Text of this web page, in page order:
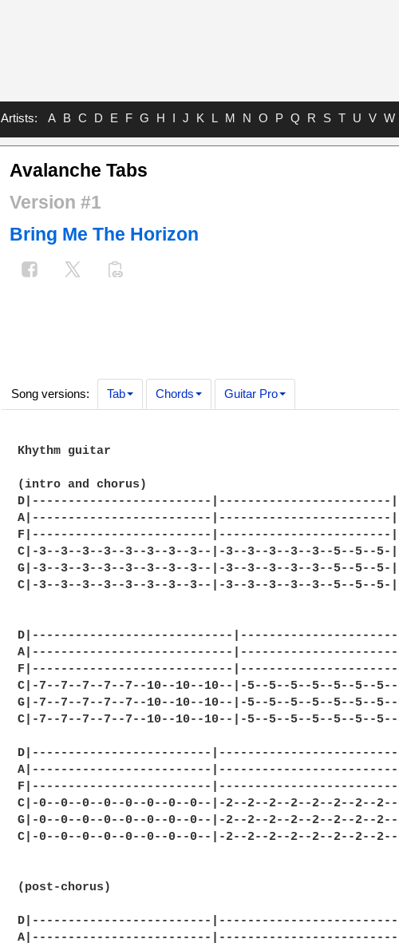
Artists: A B C D E F G H I J K L M N O P Q R S T U V W
Avalanche Tabs
Version #1
Bring Me The Horizon
Song versions: Tab Chords Guitar Pro
Кhythm guitar
(intro and chorus)
D|-------------------------|------------------------
A|-------------------------|------------------------
F|-------------------------|------------------------
C|-3--3--3--3--3--3--3--3--|-3--3--3--3--3--5--5--5-
G|-3--3--3--3--3--3--3--3--|-3--3--3--3--3--5--5--5-
C|-3--3--3--3--3--3--3--3--|-3--3--3--3--3--5--5--5-
D|----------------------------
A|----------------------------
F|----------------------------
C|-7--7--7--7--7--10--10--10--|-5--5--5--5--5--5--
G|-7--7--7--7--7--10--10--10--|-5--5--5--5--5--5--
C|-7--7--7--7--7--10--10--10--|-5--5--5--5--5--5--
D|-------------------------|-------------------------|
A|-------------------------|-------------------------|
F|-------------------------|-------------------------|
C|-0--0--0--0--0--0--0--0--|-2--2--2--2--2--2--2--
G|-0--0--0--0--0--0--0--0--|-2--2--2--2--2--2--2--2--|
C|-0--0--0--0--0--0--0--0--|-2--2--2--2--2--2--2--2--|
(post-chorus)
D|-------------------------
A|-------------------------